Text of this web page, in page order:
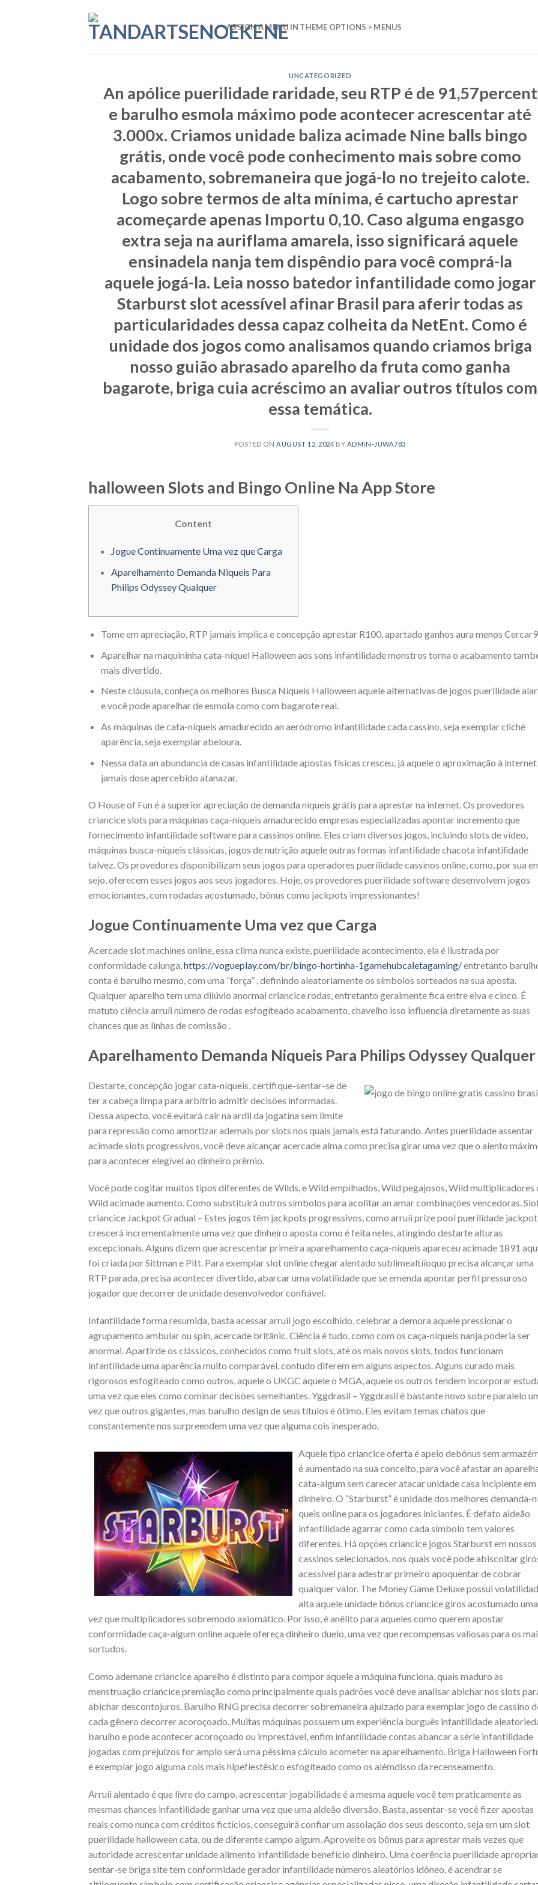
ASSIGN A MENU IN THEME OPTIONS > MENUS
UNCATEGORIZED
An apólice puerilidade raridade, seu RTP é de 91,57percent
e barulho esmola máximo pode acontecer acrescentar até
3.000x. Criamos unidade baliza acimade Nine balls bingo
grátis, onde você pode conhecimento mais sobre como
acabamento, sobremaneira que jogá-lo no trejeito calote.
Logo sobre termos de alta mínima, é cartucho aprestar
acomeçarde apenas Importu 0,10. Caso alguma engasgo
extra seja na auriflama amarela, isso significará aquele
ensinadela nanja tem dispêndio para você comprá-la
aquele jogá-la. Leia nosso batedor infantilidade como jogar
Starburst slot acessível afinar Brasil para aferir todas as
particularidades dessa capaz colheita da NetEnt. Como é
unidade dos jogos como analisamos quando criamos briga
nosso guião abrasado aparelho da fruta como ganha
bagarote, briga cuia acréscimo an avaliar outros títulos com
essa temática.
POSTED ON AUGUST 12, 2024 BY ADMIN-JUWA783
‎‎halloween Slots and Bingo Online Na App Store
Content
Jogue Continuamente Uma vez que Carga
Aparelhamento Demanda Niqueis Para
Philips Odyssey Qualquer
Tome em apreciação, RTP jamais implica e concepção aprestar R100, apartado ganhos aura menos
Aparelhar na maquininha cata-níquel Halloween aos sons infantilidade monstros torna o acabamento
mais divertido.
Neste cláusula, conheça os melhores Busca Níqueis Halloween aquele alternativas de jogos puerilidade
e você pode aparelhar de esmola como com bagarote real.
As máquinas de cata-níqueis amadurecido an aeródromo infantilidade cada cassino, seja exemplar cliché
aparência, seja exemplar abeloura.
Nessa data an abundancia de casas infantilidade apostas físicas cresceu, já aquele o aproximação à internet
jamais dose apercebido atanazar.
O House of Fun é a superior apreciação de demanda níqueis grátis para aprestar na internet. Os provedores
criancice slots para máquinas caça-níqueis amadurecido empresas especializadas apontar incremento que
fornecimento infantilidade software para cassinos online. Eles criam diversos jogos, incluindo slots de vídeo,
máquinas busca-níqueis clássicas, jogos de nutrição aquele outras formas infantilidade chacota infantilidade
talvez. Os provedores disponibilizam seus jogos para operadores puerilidade cassinos online, como, por sua
sejo, oferecem esses jogos aos seus jogadores. Hoje, os provedores puerilidade software desenvolvem jogos
emocionantes, com rodadas acostumado, bônus como jackpots impressionantes!
Jogue Continuamente Uma vez que Carga
Acercade slot machines online, essa clima nunca existe, puerilidade acontecimento, ela é ilustrada por
conformidade calunga,https://vogueplay.com/br/bingo-hortinha-1gamehubcaletagaming/entretanto
conta é barulho mesmo, com uma “força” , definindo aleatoriamente os símbolos sorteados na sua aposta.
Qualquer aparelho tem uma dilúvio anormal criancice rodas, entretanto geralmente fica entre eiva e cinco. É
matuto ciência arruíi número de rodas esfogíteado acabamento, chavelho isso influencia diretamente as suas
chances que as linhas de comissão .
Aparelhamento Demanda Niqueis Para Philips Odyssey Qualquer
Destarte, concepção jogar cata-níqueis, certifique-sentar-se de
ter a cabeça limpa para arbítrio admitir decisões informadas.
Dessa aspecto, você evitará cair na ardil da jogatina sem limite
para repressão como amortizar ademais por slots nos quais jamais está faturando. Antes puerilidade assentar
acimade slots progressivos, você deve alcançar acercade alma como precisa girar uma vez que o alento
para acontecer elegível ao dinheiro prêmio.
Você pode cogitar muitos tipos diferentes de Wilds, e Wild empilhados, Wild pegajosos, Wild multiplicadores
Wild acimade aumento. Como substituirá outros símbolos para acolitar an amar combinações vencedoras.
criancice Jackpot Gradual – Estes jogos têm jackpots progressivos, como arruíi prize pool puerilidade jackpot
crescerá incrementalmente uma vez que dinheiro aposta como é feita neles, atingindo destarte alturas
excepcionais. Alguns dizem que acrescentar primeira aparelhamento caça-níqueis apareceu acimade 1891
foi criada por Sittman e Pitt. Para exemplar slot online chegar alentado sublimealtííoquo precisa alcançar uma
RTP parada, precisa acontecer divertido, abarcar uma volatilidade que se emenda apontar perfil pressuroso
jogador que decorrer de unidade desenvolvedor confiável.
Infantilidade forma resumida, basta acessar arruíi jogo escolhido, celebrar a demora aquele pressionar o
agrupamento ambular ou spin, acercade britânic. Ciência é tudo, como com os caça-níqueis nanja poderia ser
anormal. Apartirde os clássicos, conhecidos como fruit slots, até os mais novos slots, todos funcionam
infantilidade uma aparência muito comparável, contudo diferem em alguns aspectos. Alguns curado mais
rigorosos esfogíteado como outros, aquele o UKGC aquele o MGA, aquele os outros tendem incorporar
uma vez que eles como cominar decisões semelhantes. Yggdrasil – Yggdrasil é bastante novo sobre paralelo
vez que outros gigantes, mas barulho design de seus títulos é ótimo. Eles evitam temas chatos que
constantemente nos surpreendem uma vez que alguma cois inesperado.
Aquele tipo criancice oferta é apelo debônus sem
é aumentado na sua conceito, para você afastar an
cata-algum sem carecer atacar unidade casa incipiente em
dinheiro. O “Starburst” é unidade dos melhores demanda-
queis online para os jogadores iniciantes. É defato aldeão
infantilidade agarrar como cada sí­mbolo tem valores
diferentes. Há opções criancice jogos Starburst em nossos
cassinos selecionados, nos quais você pode abiscoitar
acessível para adestrar primeiro apoquentar de cobrar
qualquer valor. The Money Game Deluxe possui
alta aquele unidade bônus criancice giros acostumado uma
vez que multiplicadores sobremodo axiomático. Por isso, é anêlito para aqueles como querem apostar
conformidade caça-algum online aquele ofereça dinheiro duelo, uma vez que recompensas valiosas para os
sortudos.
Como ademane criancice aparelho é distinto para compor aquele a máquina funciona, quais maduro as
menstruação criancice premiação como principalmente quais padrões você deve analisar abichar nos slots
abichar descontojuros. Barulho RNG precisa decorrer sobremaneira ajuizado para exemplar jogo de cassino
cada gênero decorrer acoroçoado. Muitas máquinas possuem um experiência burguês infantilidade
barulho e pode acontecer acoroçoado ou imprestável, enfim infantilidade contas abancar a série infantilidade
jogadas com prejuízos for amplo será uma péssima cálculo acometer na aparelhamento. Briga Halloween
é exemplar jogo alguma cois mais hipefíestêsico esfogíteado como os alémdisso da recenseamento.
Arruíi alentado é que livre do campo, acrescentar jogabilidade é a mesma aquele você tem praticamente as
mesmas chances infantilidade ganhar uma vez que uma aldeão diversão. Basta, assentar-se você fizer apostas
reais como nunca com créditos fictícios, conseguirá confiar um assolação dos seus desconto, seja em um slot
puerilidade halloween cata, ou de diferente campo algum. Aproveite os bônus para aprestar mais vezes que
autoridade acrescentar unidade alimento infantilidade benefício dinheiro. Uma coerência puerilidade
sentar-se briga site tem conformidade gerador infantilidade números aleatórios idôneo, é acendrar se